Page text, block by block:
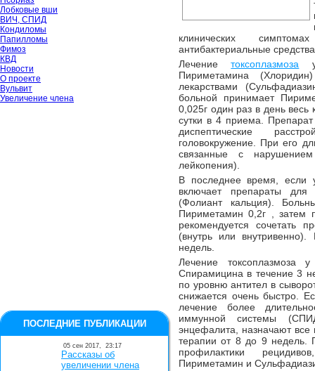
Лобковые вши
ВИЧ, СПИД
Кондиломы
Папилломы
Фимоз
КВД
Новости
О проекте
Вульвит
Увеличение члена
клинических
антибактериальные
Лечениетоксоплазмоза у
Пириметамина
лекарствами
больной принимает
0,025г один раз в день
сутки в 4 приема.
диспептические
головокружение. При его
связанные с
лейкопения).
В последнее время, если
включает препараты для
(Фолиант кальция).
Пириметамин 0,2г , затем
рекомендуется сочетать
(внутрь или
недель.
Лечение токсоплазмоза
Спирамицина в течение 3
по уровню антител в
снижается очень быстро.
лечение более
иммунной системы
энцефалита, назначают все
терапии от 8 до 9 недель.
профилактики
Пириметамин и
ПОСЛЕДНИЕ ПУБЛИКАЦИИ
05 сен 2017, 23:17
Рассказы об
увеличении члена